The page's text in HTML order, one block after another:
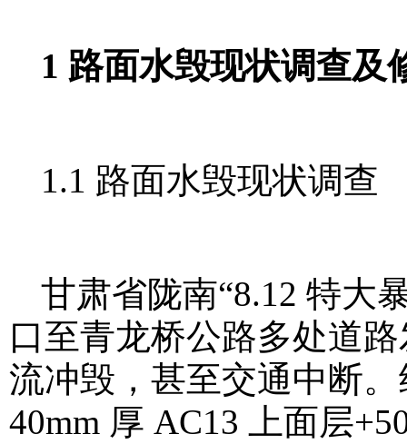
1 路面水毁现状调查及
1.1 路面水毁现状调查
甘肃省陇南“8.12 特大
口至青龙桥公路多处道
流冲毁，甚至交通中断
40mm 厚 AC13 上面层